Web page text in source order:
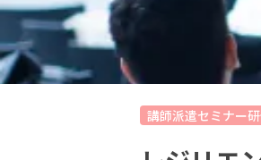
講師派遣セミナー